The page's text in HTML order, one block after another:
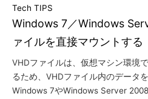
Windows 7／Windows
ァイルを直接マウントする
Tech TIPS
VHDファイルは、仮想マシン環境
るため、VHDファイル内のデータ
Windows 7やWindows Server